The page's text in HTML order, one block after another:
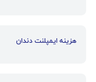
هزینه ایمپلنت دندان